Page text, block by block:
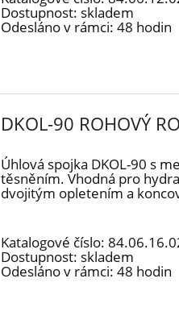
Dostupnost: skladem
Odesláno v rámci: 48 hodin
DKOL-90 ROHOVÝ
Úhlová spojka DKOL-90 s
těsněním. Vhodná pro
dvojitým opletením a
Katalogové číslo:
Dostupnost: skladem
Odesláno v rámci: 48 hodin